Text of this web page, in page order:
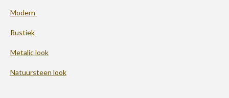
Modern
Rustiek
Metalic look
Natuursteen look